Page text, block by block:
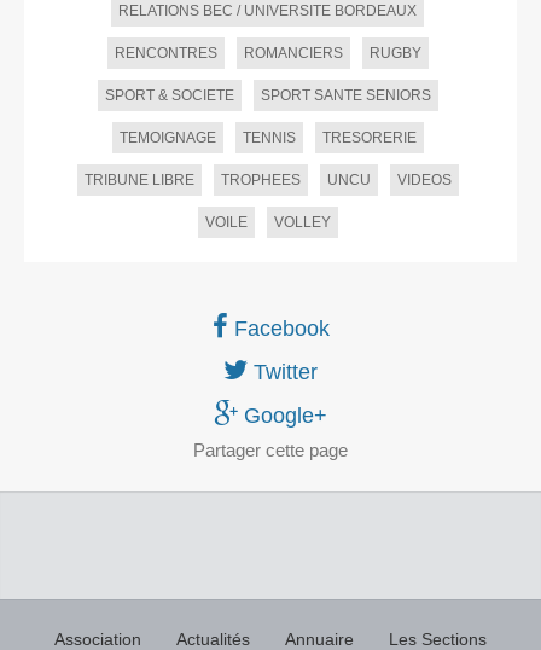
RELATIONS BEC / UNIVERSITE BORDEAUX
RENCONTRES ROMANCIERS RUGBY
SPORT & SOCIETE SPORT SANTE SENIORS
TEMOIGNAGE TENNIS TRESORERIE
TRIBUNE LIBRE TROPHEES UNCU VIDEOS
VOILE VOLLEY
Facebook
Twitter
Google+
Partager cette page
Association Actualités Annuaire Les Sections